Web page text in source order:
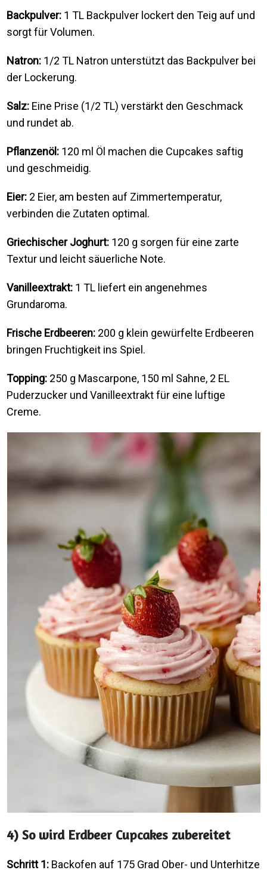
Backpulver: 1 TL Backpulver lockert den Teig auf und
sorgt für Volumen.
Natron: 1/2 TL Natron unterstützt das Backpulver bei
der Lockerung.
Salz: Eine Prise (1/2 TL) verstärkt den Geschmack
und rundet ab.
Pflanzenöl: 120 ml Öl machen die Cupcakes saftig
und geschmeidig.
Eier: 2 Eier, am besten auf Zimmertemperatur,
verbinden die Zutaten optimal.
Griechischer Joghurt: 120 g sorgen für eine zarte
Textur und leicht säuerliche Note.
Vanilleextrakt: 1 TL liefert ein angenehmes
Grundaroma.
Frische Erdbeeren: 200 g klein gewürfelte Erdbeeren
bringen Fruchtigkeit ins Spiel.
Topping: 250 g Mascarpone, 150 ml Sahne, 2 EL
Puderzucker und Vanilleextrakt für eine luftige
Creme.
4) So wird Erdbeer Cupcakes zubereitet
Schritt 1: Backofen auf 175 Grad Ober- und Unterhitze